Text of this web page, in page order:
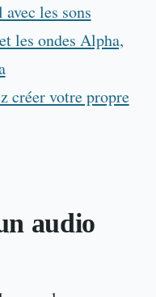
les sons
les ondes Alpha,
créer votre propre
audio